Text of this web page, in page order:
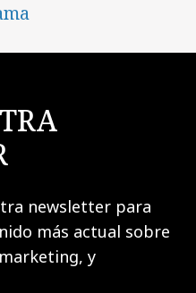
newsletter para
más actual sobre
y